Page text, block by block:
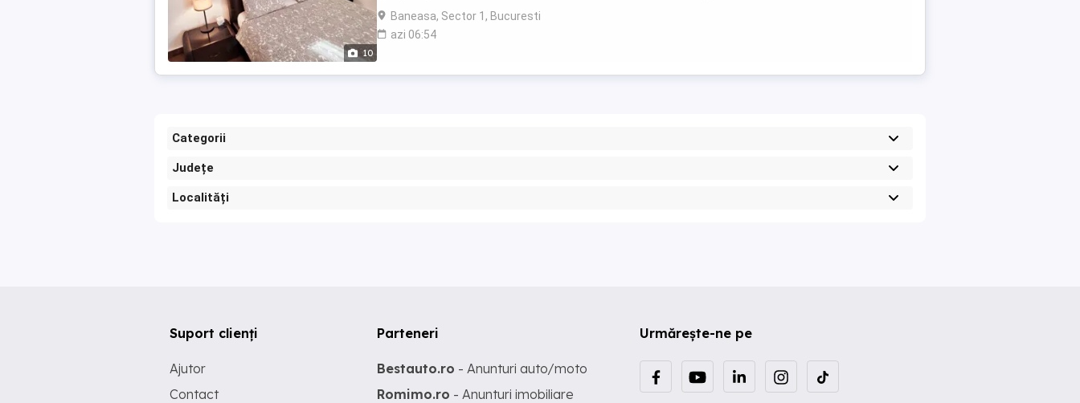
10
și grădină, într-un ...
Baneasa, Sector 1, Bucuresti
azi 06:54
Categorii
Județe
Localități
Urmărește-ne pe
Suport clienți
Ajutor
Contact
Parteneri
Bestauto.ro - Anunturi auto/moto
Romimo.ro - Anunturi imobiliare